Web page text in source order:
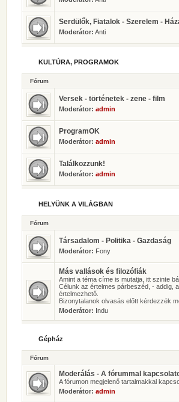
Serdülők, Fiatalok - Szerelem -
Moderátor: Anti
KULTÚRA, PROGRAMOK
Fórum
Versek - történetek - zene - film
Moderátor: admin
ProgramOK
Moderátor: admin
Találkozzunk!
Moderátor: admin
HELYÜNK A VILÁGBAN
Fórum
Társadalom - Politika - Gazdaság
Moderátor: Fony
Más vallások és filozófiák
Amint a téma címe is mutatja, itt szinte
Célunk az értelmes párbeszéd, - addig,
értelmezhető.
Bizonytalanok olvasás előtt kérdezzék
Moderátor: Indu
Gépház
Fórum
Moderálás - A fórummal
A fórumon megjelenő tartalmakkal
Moderátor: admin